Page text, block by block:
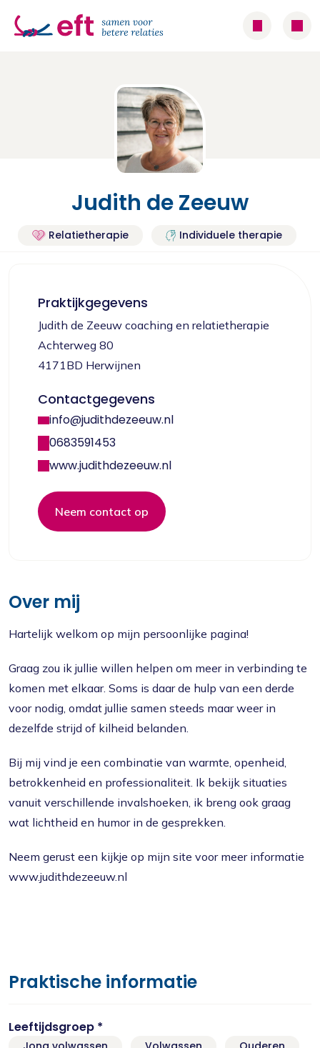
Judith de Zeeuw
Relatietherapie Individuele therapie
Over mij
Hartelijk welkom op mijn persoonlijke pagina!
Graag zou ik jullie willen helpen om meer in verbinding te
komen met elkaar. Soms is daar de hulp van een derde
voor nodig, omdat jullie samen steeds maar weer in
dezelfde strijd of kilheid belanden.
Bij mij vind je een combinatie van warmte, openheid,
betrokkenheid en professionaliteit. Ik bekijk situaties
vanuit verschillende invalshoeken, ik breng ook graag
wat lichtheid en humor in de gesprekken.
Neem gerust een kijkje op mijn site voor meer informatie
www.judithdezeeuw.nl
Praktische informatie
Leeftijdsgroep *
Praktijkgegevens
Judith de Zeeuw coaching en relatietherapie
Achterweg 80
4171BD Herwijnen
Contactgegevens
info@judithdezeeuw.nl
0683591453
www.judithdezeeuw.nl
Neem contact op